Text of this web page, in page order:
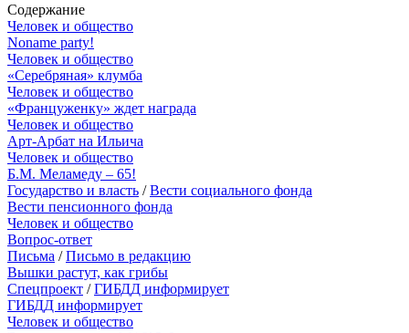
Содержание
Человек и общество
Noname party!
Человек и общество
«Серебряная» клумба
Человек и общество
«Француженку» ждет награда
Человек и общество
Арт-Арбат на Ильича
Человек и общество
Б.М. Меламеду – 65!
Государство и власть /Вести социального фонда
Вести пенсионного фонда
Человек и общество
Вопрос-ответ
Письма /Письмо в редакцию
Вышки растут, как грибы
Спецпроект /ГИБДД информирует
ГИБДД информирует
Человек и общество